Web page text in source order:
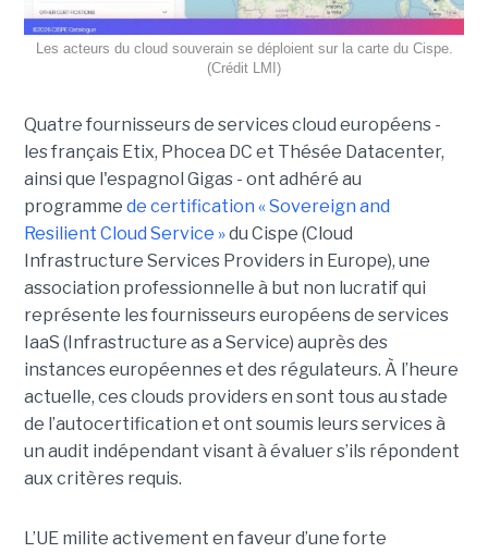
Les acteurs du cloud souverain se déploient sur la carte du Cispe.
(Crédit LMI)
Quatre fournisseurs de services cloud européens -
les français Etix, Phocea DC et Thésée Datacenter,
ainsi que l'espagnol Gigas - ont adhéré au
programme de certification « Sovereign and
Resilient Cloud Service »du Cispe (Cloud
Infrastructure Services Providers in Europe), une
association professionnelle à but non lucratif qui
représente les fournisseurs européens de services
IaaS (Infrastructure as a Service) auprès des
instances européennes et des régulateurs. À l’heure
actuelle, ces clouds providers en sont tous au stade
de l’autocertification et ont soumis leurs services à
un audit indépendant visant à évaluer s’ils répondent
aux critères requis.
L’UE milite activement en faveur d’une forte